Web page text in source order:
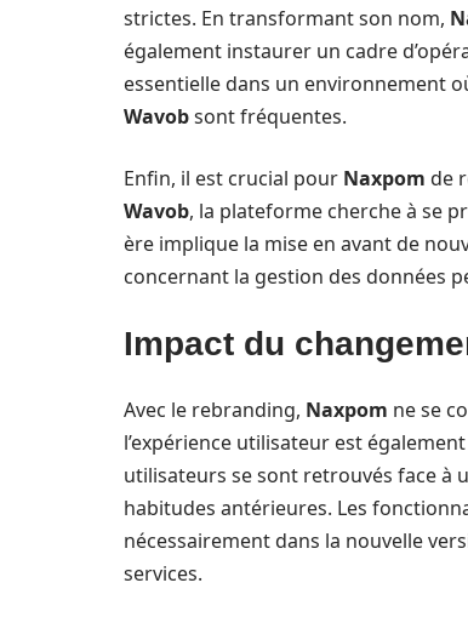
strictes. En transformant son nom,
également instaurer un cadre
essentielle dans un environnement
Wavobsont fréquentes.
Enfin, il est crucial pour Naxpom de
Wavob, la plateforme cherche à se
ère implique la mise en avant de
concernant la gestion des données
Impact du
Avec le rebranding, Naxpom ne se
l’expérience utilisateur est
utilisateurs se sont retrouvés face à
habitudes antérieures. Les
nécessairement dans la nouvelle
services.